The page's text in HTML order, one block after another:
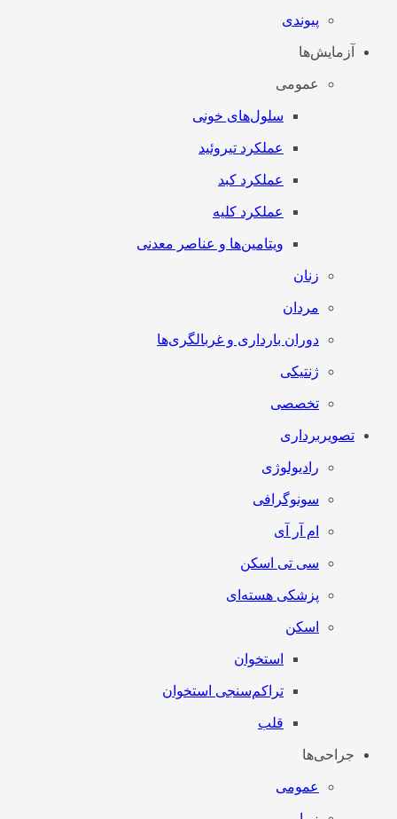
پیوندی
آزمایش‌ها
عمومی
سلول‌های خونی
عملکرد تیروئید
عملکرد کبد
عملکرد کلیه
ویتامین‌ها و عناصر معدنی
زنان
مردان
دوران بارداری و غربالگری‌ها
ژنتیکی
تخصصی
تصویربرداری
رادیولوژی
سونوگرافی
ام آر آی
سی تی اسکن
پزشکی هسته‌ای
اسکن
استخوان
تراکم‌سنجی استخوان
قلب
جراحی‌ها
عمومی